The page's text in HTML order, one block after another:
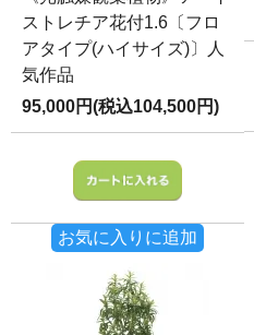
ストレチア花付1.6〔フロ
アタイプ(ハイサイズ)〕人
気作品
95,000円(税込104,500円)
お気に入りに追加